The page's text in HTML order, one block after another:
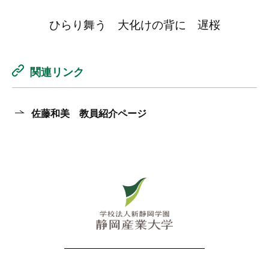
ひらり舞う 大化けの背に 遅桜
関連リンク
佐藤和美 教員紹介ページ